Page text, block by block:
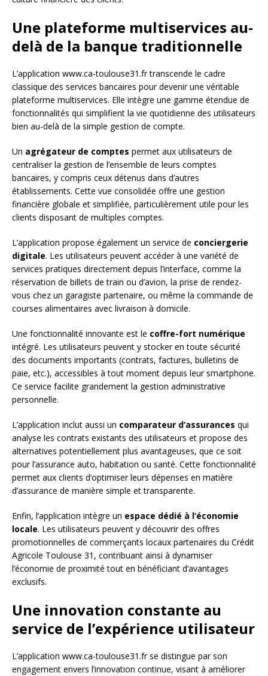
Une plateforme multiservices au-
delà de la banque traditionnelle
L’application www.ca-toulouse31.fr transcende le cadre
classique des services bancaires pour devenir une véritable
plateforme multiservices. Elle intègre une gamme étendue de
fonctionnalités qui simplifient la vie quotidienne des utilisateurs
bien au-delà de la simple gestion de compte.
Un agrégateur de comptes permet aux utilisateurs de
centraliser la gestion de l’ensemble de leurs comptes
bancaires, y compris ceux détenus dans d’autres
établissements. Cette vue consolidée offre une gestion
financière globale et simplifiée, particulièrement utile pour les
clients disposant de multiples comptes.
L’application propose également un service de conciergerie
digitale. Les utilisateurs peuvent accéder à une variété de
services pratiques directement depuis l’interface, comme la
réservation de billets de train ou d’avion, la prise de rendez-
vous chez un garagiste partenaire, ou même la commande de
courses alimentaires avec livraison à domicile.
Une fonctionnalité innovante est le coffre-fort numérique
intégré. Les utilisateurs peuvent y stocker en toute sécurité
des documents importants (contrats, factures, bulletins de
paie, etc.), accessibles à tout moment depuis leur smartphone.
Ce service facilite grandement la gestion administrative
personnelle.
L’application inclut aussi un comparateur d’assurances qui
analyse les contrats existants des utilisateurs et propose des
alternatives potentiellement plus avantageuses, que ce soit
pour l’assurance auto, habitation ou santé. Cette fonctionnalité
permet aux clients d’optimiser leurs dépenses en matière
d’assurance de manière simple et transparente.
Enfin, l’application intègre un espace dédié à l’économie
locale. Les utilisateurs peuvent y découvrir des offres
promotionnelles de commerçants locaux partenaires du Crédit
Agricole Toulouse 31, contribuant ainsi à dynamiser
l’économie de proximité tout en bénéficiant d’avantages
exclusifs.
Une innovation constante au
service de l’expérience utilisateur
L’application www.ca-toulouse31.fr se distingue par son
engagement envers l’innovation continue, visant à améliorer